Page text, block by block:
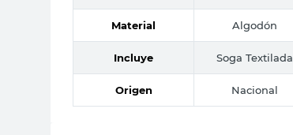
Material Algodón
Incluye Soga Textilada
Origen Nacional